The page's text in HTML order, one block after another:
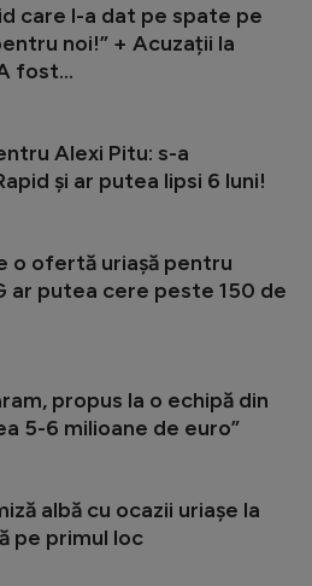
care l-a dat pe spate pe
noi!” + Acuzații la
fost...
Alexi Pitu: s-a
și ar putea lipsi 6 luni!
o ofertă uriașă pentru
ar putea cere peste 150 de
propus la o echipă din
5-6 milioane de euro”
albă cu ocazii uriașe la
pe primul loc